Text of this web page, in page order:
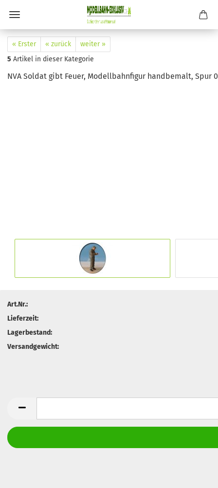
« Erster « zurück
weiter »
5 Artikel in dieser Kategorie
NVA Soldat gibt Feuer, Modellbahnfigur handbemalt, Spur
Art.Nr.:
Lieferzeit:
Lagerbestand:
Versandgewicht: